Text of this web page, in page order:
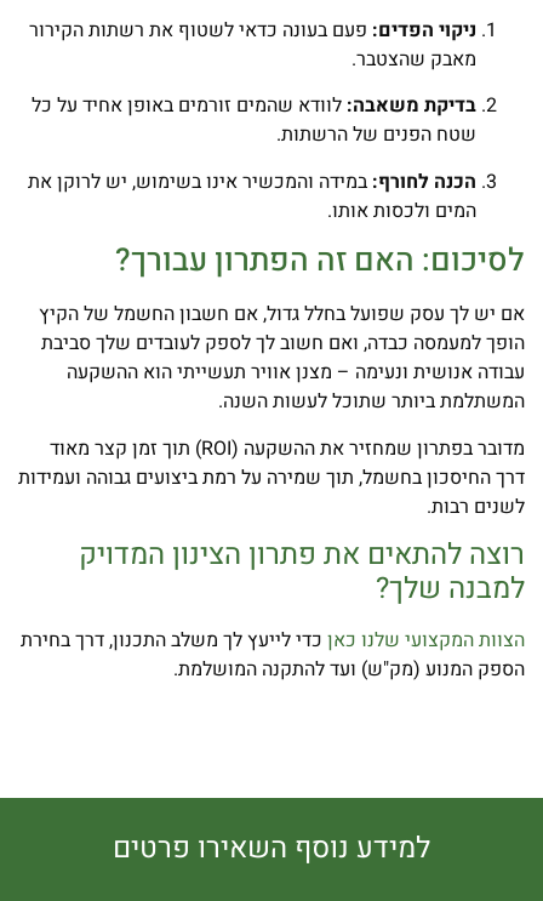
ניקוי הפדים: פעם בעונה כדאי לשטוף את רשתות הקירור
מאבק שהצטבר.
בדיקת משאבה: לוודא שהמים זורמים באופן אחיד על כל
שטח הפנים של הרשתות.
הכנה לחורף: במידה והמכשיר אינו בשימוש, יש לרוקן את
המים ולכסות אותו.
לסיכום: האם זה הפתרון עבורך?
אם יש לך עסק שפועל בחלל גדול, אם חשבון החשמל של הקיץ
הופך למעמסה כבדה, ואם חשוב לך לספק לעובדים שלך סביבת
עבודה אנושית ונעימה – מצנן אוויר תעשייתי הוא ההשקעה
המשתלמת ביותר שתוכל לעשות השנה.
מדובר בפתרון שמחזיר את ההשקעה (ROI) תוך זמן קצר מאוד
דרך החיסכון בחשמל, תוך שמירה על רמת ביצועים גבוהה ועמידות
לשנים רבות.
רוצה להתאים את פתרון הצינון המדויק
למבנה שלך?
הצוות המקצועי שלנו כאן כדי לייעץ לך משלב התכנון, דרך בחירת
הספק המנוע (מק"ש) ועד להתקנה המושלמת.
למידע נוסף השאירו פרטים